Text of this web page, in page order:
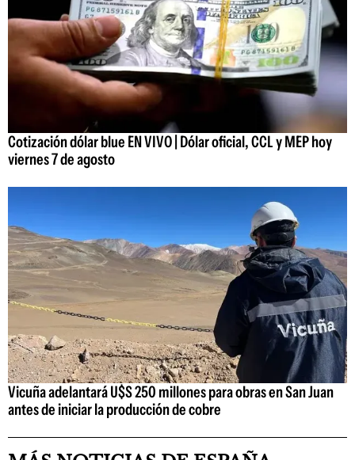
Cotización dólar blue EN VIVO | Dólar oficial, CCL y MEP hoy
viernes 7 de agosto
Vicuña adelantará U$S 250 millones para obras en San Juan
antes de iniciar la producción de cobre